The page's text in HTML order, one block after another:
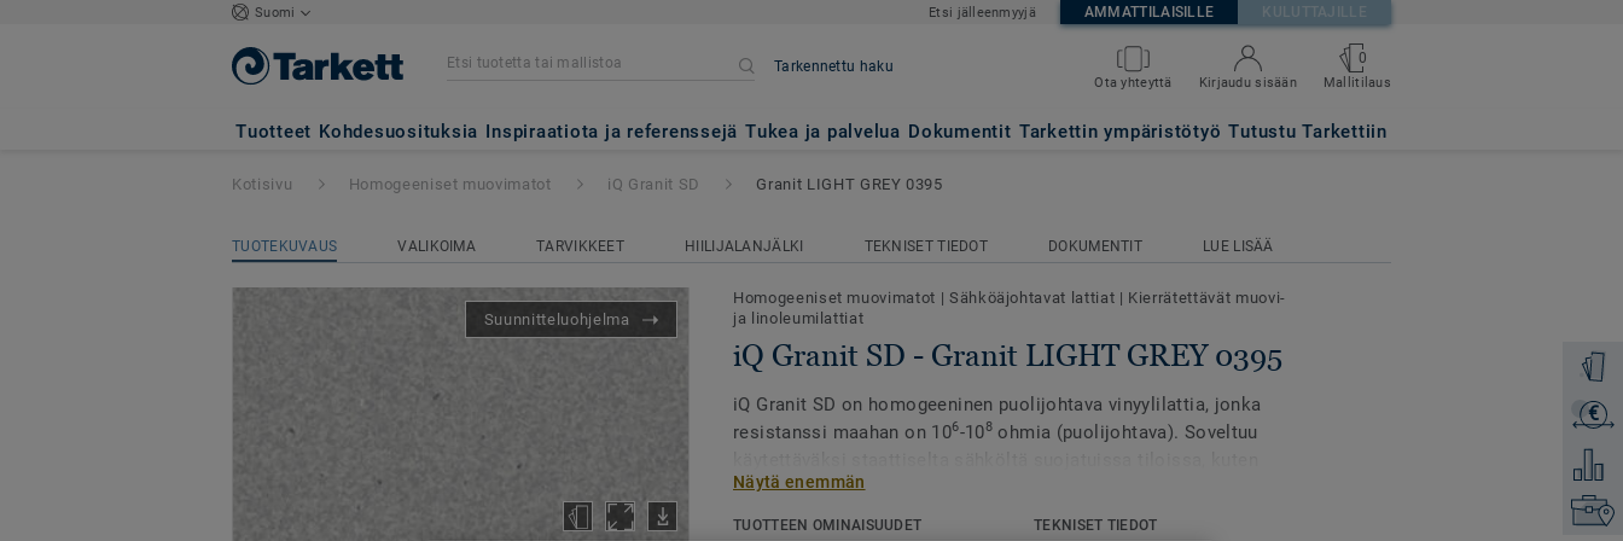
Suomi Etsi jälleenmyyjä AMMATTILAISILLE KULUTTAJILLE
Tarkennettu haku
Ota yhteyttä Kirjaudu sisään
0
Mallitilaus
Tuotteet Kohdesuosituksia Inspiraatiota ja referenssejä Tukea ja palvelua Dokumentit Tarkettin ympäristötyö Tutustu Tarkettiin
iQ Granit SD - Granit LIGHT GREY 0395
Tilaa
€
Lisää
Etsi
Kotisivu Homogeeniset muovimatot iQ Granit SD Granit LIGHT GREY 0395
TUOTEKUVAUS VALIKOIMA TARVIKKEET HIILIJALANJÄLKI TEKNISET TIEDOT DOKUMENTIT LUE LISÄÄ
Suunnitteluohjelma
Homogeeniset muovimatot | Sähköäjohtavat lattiat | Kierrätettävät muovi-
ja linoleumilattiat
iQ Granit SD - Granit LIGHT GREY 0395
iQ Granit SD on homogeeninen puolijohtava vinyylilattia, jonka
resistanssi maahan on 106-108 ohmia (puolijohtava). Soveltuu
laboratorioissa tai leikkaussaleissa, sekä muissa tiloissa joissa
käsitellään herkkiä elektronisia laitteita tai komponenttejä.
Näytä enemmän
TUOTTEEN OMINAISUUDET
TEKNISET TIEDOT